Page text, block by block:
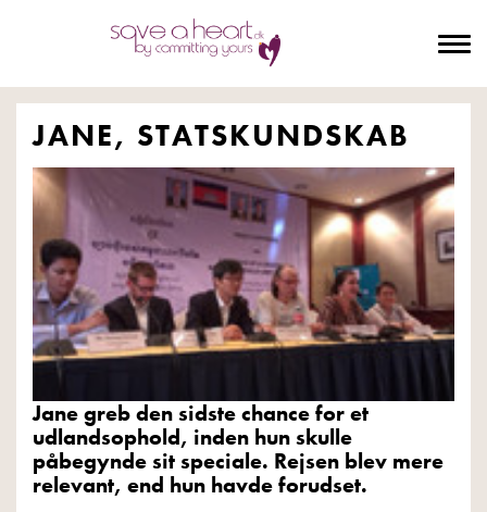
JANE, STATSKUNDSKAB
Jane greb den sidste chance for et
udlandsophold, inden hun skulle
påbegynde sit speciale. Rejsen blev mere
relevant, end hun havde forudset.